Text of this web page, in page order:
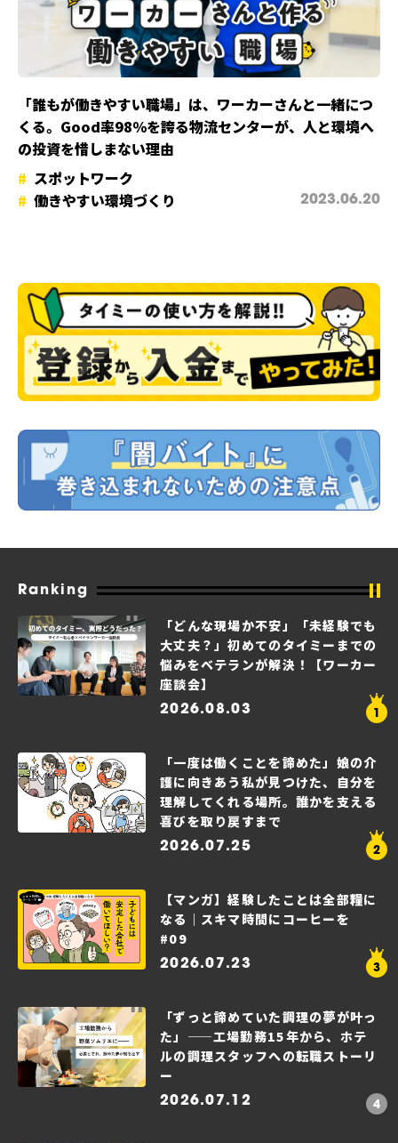
「誰もが働きやすい職場」は、ワーカーさんと一緒につ
くる。Good率98％を誇る物流センターが、人と環境へ
の投資を惜しまない理由
スポットワーク
働きやすい環境づくり
2023.06.20
Ranking
「どんな現場か不安」「未経験でも
大丈夫？」初めてのタイミーまでの
悩みをベテランが解決！【ワーカー
座談会】
2026.08.03
「一度は働くことを諦めた」娘の介
護に向きあう私が見つけた、自分を
理解してくれる場所。誰かを支える
喜びを取り戻すまで
2026.07.25
【マンガ】経験したことは全部糧に
なる｜スキマ時間にコーヒーを
#09
2026.07.23
「ずっと諦めていた調理の夢が叶っ
た」——工場勤務15年から、ホテ
ルの調理スタッフへの転職ストーリ
ー
2026.07.12